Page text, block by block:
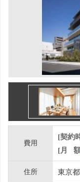
費用
[契約
[月
住所 東京